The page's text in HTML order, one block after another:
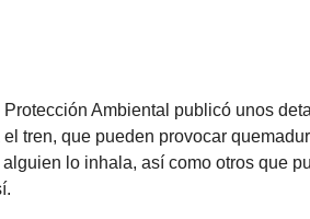
Ambiental publicó unos
tren, que pueden provocar
lo inhala, así como otros que